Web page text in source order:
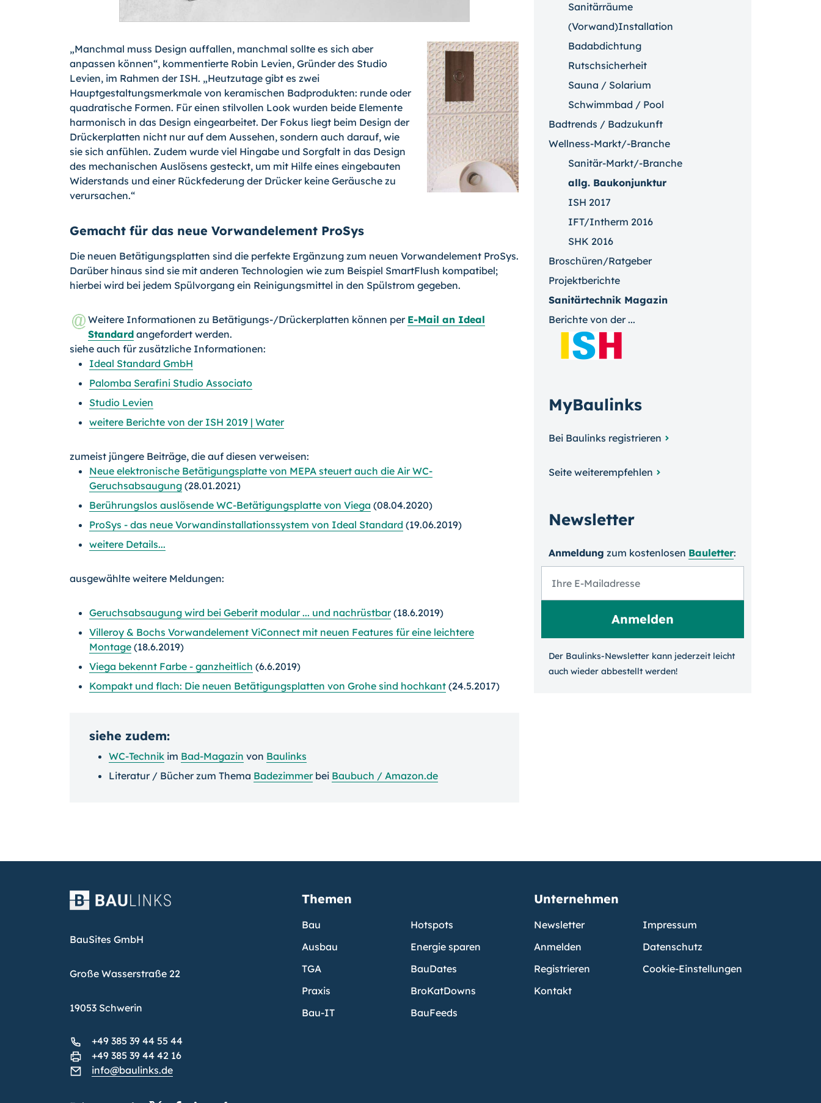
„Manchmal muss Design auffallen, manchmal sollte es sich aber
anpassen können“, kommentierte Robin Levien, Gründer des Studio
Levien, im Rahmen der ISH. „Heutzutage gibt es zwei
Hauptgestaltungsmerkmale von keramischen Badprodukten: runde oder
quadratische Formen. Für einen stilvollen Look wurden beide Elemente
harmonisch in das Design eingearbeitet. Der Fokus liegt beim Design der
Drückerplatten nicht nur auf dem Aussehen, sondern auch darauf, wie
sie sich anfühlen. Zudem wurde viel Hingabe und Sorgfalt in das Design
des mechanischen Auslösens gesteckt, um mit Hilfe eines eingebauten
Widerstands und einer Rückfederung der Drücker keine Geräusche zu
verursachen.“
Gemacht für das neue Vorwandelement ProSys
Die neuen Betätigungsplatten sind die perfekte Ergänzung zum neuen Vorwandelement ProSys.
Darüber hinaus sind sie mit anderen Technologien wie zum Beispiel SmartFlush kompatibel;
hierbei wird bei jedem Spülvorgang ein Reinigungsmittel in den Spülstrom gegeben.
Weitere Informationen zu Betätigungs-/Drückerplatten können per E-Mail an Ideal
Standard angefordert werden.
siehe auch für zusätzliche Informationen:
Ideal Standard GmbH
Palomba Serafini Studio Associato
Studio Levien
weitere Berichte von der ISH 2019 | Water
zumeist jüngere Beiträge, die auf diesen verweisen:
Neue elektronische Betätigungsplatte von MEPA steuert auch die Air WC-
Geruchsabsaugung (28.01.2021)
Berührungslos auslösende WC-Betätigungsplatte von Viega (08.04.2020)
ProSys - das neue Vorwandinstallationssystem von Ideal Standard (19.06.2019)
weitere Details...
ausgewählte weitere Meldungen:
Geruchsabsaugung wird bei Geberit modular ... und nachrüstbar(18.6.2019)
Villeroy & Bochs Vorwandelement ViConnect mit neuen Features für eine leichtere
Montage (18.6.2019)
Viega bekennt Farbe - ganzheitlich (6.6.2019)
Kompakt und flach: Die neuen Betätigungsplatten von Grohe sind hochkant (24.5.2017)
siehe zudem:
WC-Technik im Bad-Magazin von Baulinks
Literatur / Bücher zum Thema Badezimmerbei Baubuch / Amazon.de
Sanitärräume
(Vorwand)Installation
Badabdichtung
Rutschsicherheit
Sauna / Solarium
Schwimmbad / Pool
Badtrends / Badzukunft
Wellness-Markt/-Branche
Sanitär-Markt/-Branche
allg. Baukonjunktur
ISH 2017
IFT/Intherm 2016
SHK 2016
Broschüren/Ratgeber
Projektberichte
Sanitärtechnik Magazin
Berichte von der ...
MyBaulinks
Bei Baulinks registrieren
Seite weiterempfehlen
Newsletter
Anmeldung zum kosten­losen Bauletter:
Der Baulinks-Newsletter kann jeder­zeit leicht
auch wieder ab­bestellt werden!
BauSites GmbH
Große Wasserstraße 22
19053 Schwerin
+49 385 39 44 55 44
+49 385 39 44 42 16
info@baulinks.de
Themen
Bau
Ausbau
TGA
Praxis
Bau-IT
Hotspots
Energie sparen
BauDates
BroKatDowns
BauFeeds
Unternehmen
Newsletter
Anmelden
Registrieren
Kontakt
Impressum
Datenschutz
Cookie-Einstellungen